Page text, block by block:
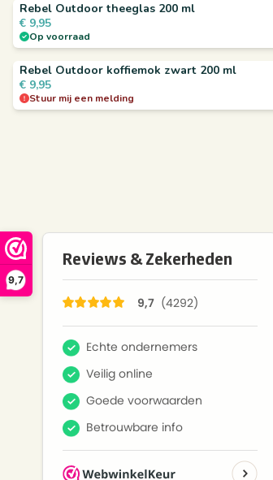
9,7
Rebel Outdoor theeglas 200 ml
Op voorraad
€ 9,95
Rebel Outdoor koffiemok zwart 200 ml
Stuur mij een melding
€ 9,95